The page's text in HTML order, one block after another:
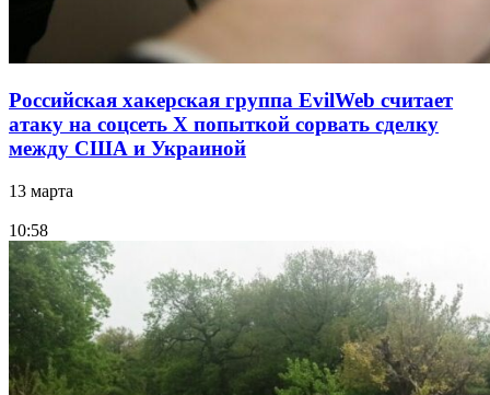
Российская хакерская группа EvilWeb считает
атаку на соцсеть Х попыткой сорвать сделку
между США и Украиной
13 марта
10:58